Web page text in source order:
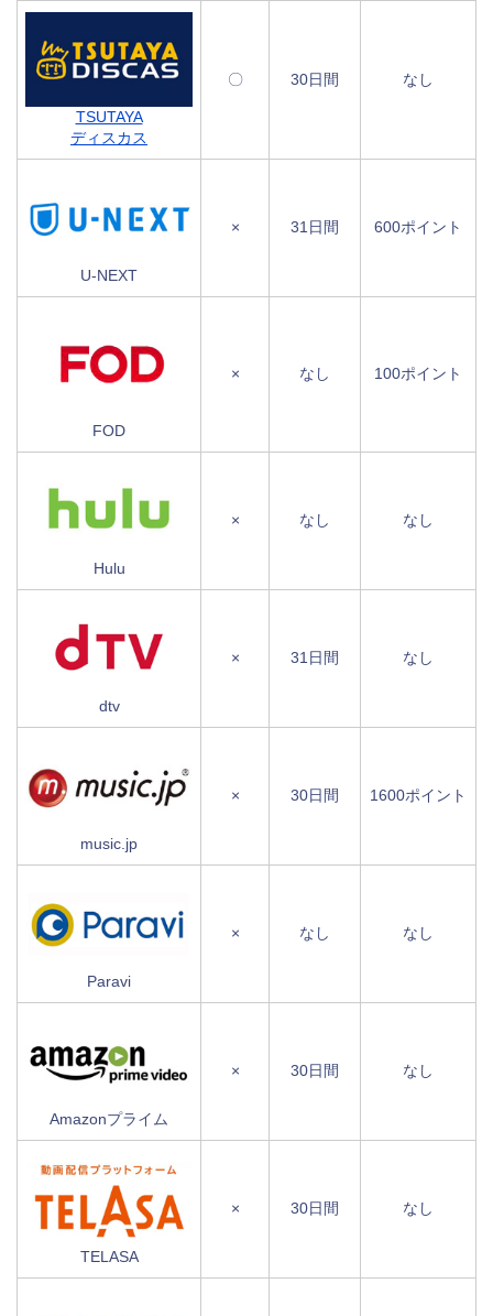
TSUTAYA
ディスカス
〇 30日間 なし
U-NEXT
× 31日間 600ポイント
FOD
× なし 100ポイント
Hulu
× なし なし
dtv
× 31日間 なし
music.jp
× 30日間 1600ポイント
Paravi
× なし なし
Amazonプライム
× 30日間 なし
TELASA
× 30日間 なし